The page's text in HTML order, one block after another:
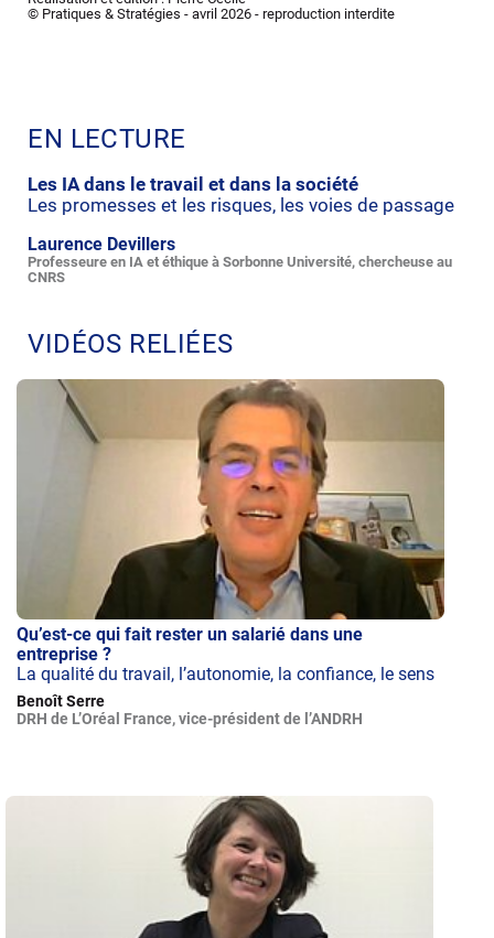
© Pratiques & Stratégies - avril 2026 - reproduction interdite
EN LECTURE
Les IA dans le travail et dans la société
Les promesses et les risques, les voies de passage
Laurence Devillers
Professeure en IA et éthique à Sorbonne Université, chercheuse au
CNRS
VIDÉOS RELIÉES
Qu’est-ce qui fait rester un salarié dans une
entreprise ?
La qualité du travail, l’autonomie, la confiance, le sens
Benoît Serre
DRH de L’Oréal France, vice-président de l’ANDRH